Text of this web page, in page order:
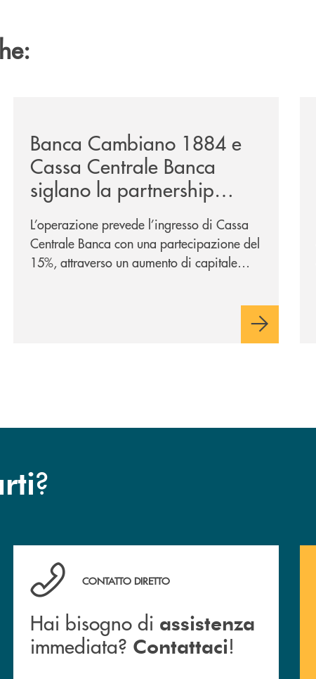
Banca Cambiano 1884 e
Cassa Centrale Banca
siglano la partnership
strategica
L’operazione prevede l’ingresso di Cassa
Centrale Banca con una partecipazione del
15%, attraverso un aumento di capitale
sulla condivisione di valori comuni e sulla
prossimità ai territori, per ampliare l’offerta
?
Hai bisogno di assistenza immediata? Contattaci !
CONTATTO DIRETTO
Hai bisogno di assistenza
immediata? Contattaci!